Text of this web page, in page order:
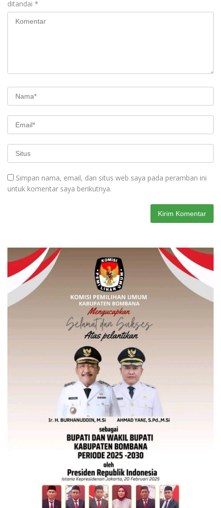
ditandai *
Simpan nama, email, dan situs web saya pada peramban ini
untuk komentar saya berikutnya.